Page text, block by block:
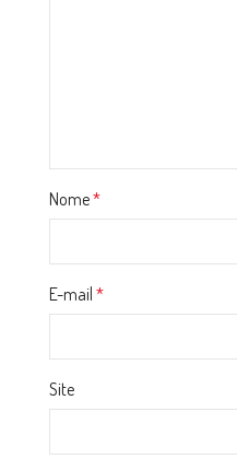
Nome*
E-mail *
Site